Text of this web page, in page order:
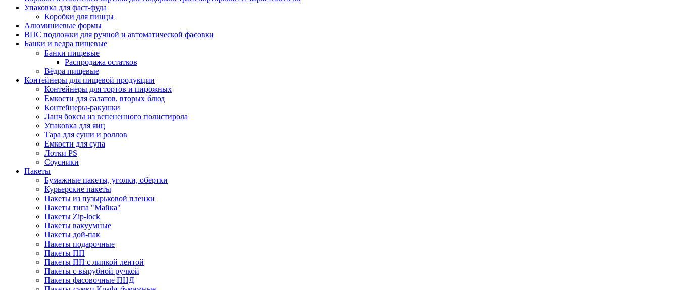
Упаковка для фаст-фуда
Коробки для пиццы
Алюминиевые формы
ВПС подложки для ручной и автоматической фасовки
Банки и ведра пищевые
Банки пищевые
Распродажа остатков
Вёдра пищевые
Контейнеры для пищевой продукции
Контейнеры для тортов и пирожных
Емкости для салатов, вторых блюд
Контейнеры-ракушки
Ланч боксы из вспененного полистирола
Упаковка для яиц
Тара для суши и роллов
Емкости для супа
Лотки PS
Соусники
Пакеты
Бумажные пакеты, уголки, обертки
Курьерские пакеты
Пакеты из пузырьковой пленки
Пакеты типа "Майка"
Пакеты Zip-lock
Пакеты вакуумные
Пакеты дой-пак
Пакеты подарочные
Пакеты ПП
Пакеты ПП с липкой лентой
Пакеты с вырубной ручкой
Пакеты фасовочные ПНД